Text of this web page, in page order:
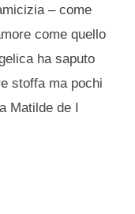
– come
come quello
ha saputo
stoffa ma pochi
Matilde de I